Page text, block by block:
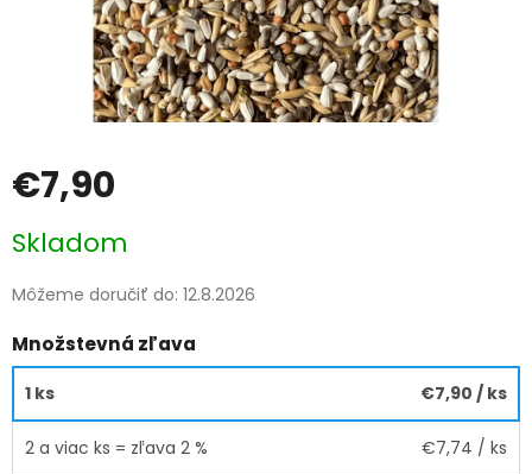
€7,90
cena:
Skladom
Môžeme doručiť do: 12.8.2026
Množstevná zľava
1 ks €7,90 / ks
2 a viac ks = zľava 2 % €7,74 / ks